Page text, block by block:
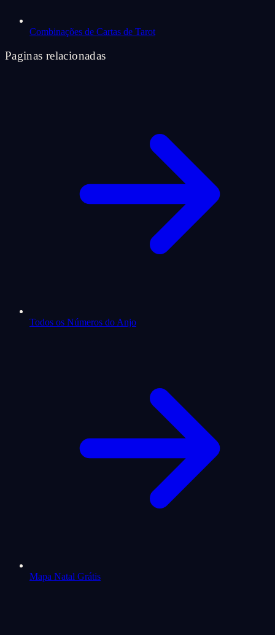
Combinações de Cartas de Tarot
Paginas relacionadas
Todos os Números do Anjo
Mapa Natal Grátis